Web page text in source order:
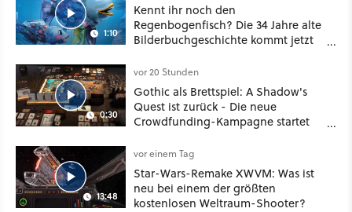
1:10
Kennt ihr noch den
Regenbogenfisch? Die 34 Jahre alte
Bilderbuchgeschichte kommt jetzt
0:30
vor 20 Stunden
Gothic als Brettspiel: A Shadow's
Quest ist zurück - Die neue
Crowdfunding-Kampagne startet
13:48
vor einem Tag
Star-Wars-Remake XWVM: Was ist
neu bei einem der größten
kostenlosen Weltraum-Shooter?